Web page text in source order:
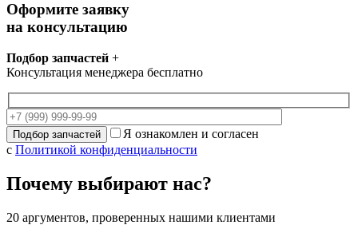
Оформите заявку
на консультацию
Подбор запчастей +
Консультация менеджера бесплатно
Я ознакомлен и согласен
с Политикой конфиденциальности
Почему выбирают нас?
20 аргументов, проверенных нашими клиентами